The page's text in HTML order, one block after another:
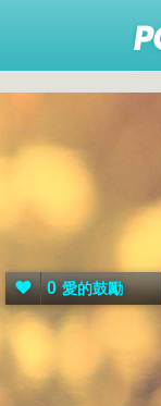
0 愛的鼓勵